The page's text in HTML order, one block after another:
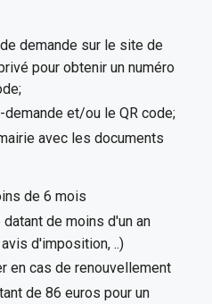
demande sur le site de
pour obtenir un numéro
et/ou le QR code;
avec les documents
de 6 mois
de moins d'un an
d'imposition, ..)
en cas de renouvellement
de 86 euros pour un